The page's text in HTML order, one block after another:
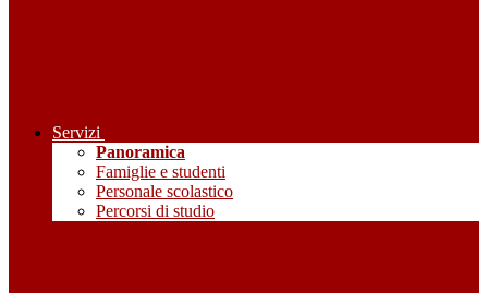
Servizi
Panoramica
Famiglie e studenti
Personale scolastico
Percorsi di studio